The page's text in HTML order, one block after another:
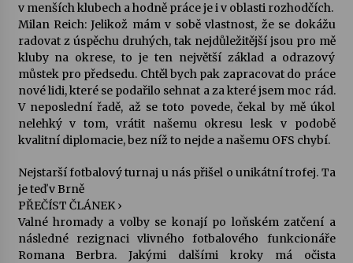
Petr Adamec – Malovaný svět
30. 6. 2026
v menších klubech a hodně práce je i v oblasti rozhodčích.
Milan Reich: Jelikož mám v sobě vlastnost, že se dokážu
radovat z úspěchu druhých, tak nejdůležitější jsou pro mě
kluby na okrese, to je ten největší základ a odrazový
můstek pro předsedu. Chtěl bych pak zapracovat do práce
nové lidi, které se podařilo sehnat a za které jsem moc rád.
V neposlední řadě, až se toto povede, čekal by mě úkol
nelehký v tom, vrátit našemu okresu lesk v podobě
kvalitní diplomacie, bez níž to nejde a našemu OFS chybí.
Nejstarší fotbalový turnaj u nás přišel o unikátní trofej. Ta
je teď v Brně
PŘEČÍST ČLÁNEK ›
Valné hromady a volby se konají po loňském zatčení a
následné rezignaci vlivného fotbalového funkcionáře
Romana Berbra. Jakými dalšími kroky má očista